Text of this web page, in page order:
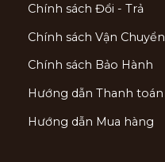
Chính sách Đổi - Trả
Chính sách Vận Chuyển
Chính sách Bảo Hành
Hướng dẫn Thanh toán
Hướng dẫn Mua hàng